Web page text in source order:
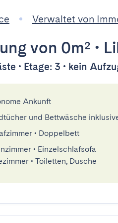
Verwaltet von
von 0m² •
• Etage: 3 • kein
Ankunft
und Bettwäsche
• Doppelbett
• Einzelschlafsofa
• Toiletten, Dusche